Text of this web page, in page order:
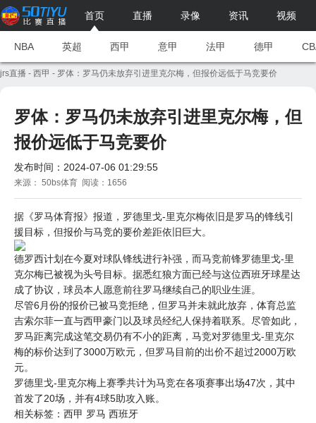
首页 直播 录像 资讯 视频
NBA 英超 西甲 意甲 法甲 德甲
jrs直播 - 西甲 - 罗体：罗马仍未放弃引进里克尔梅，但报价远低于马竞要价
罗体：罗马仍未放弃引进里克尔梅，但
报价远低于马竞要价
发布时间：2024-07-06 01:29:55
来源： 50bs体育 阅读：1656
据《罗马体育报》报道，罗德里戈-里克尔梅依旧是罗马的锋线引
援目标，但报价与马竞的要价差距依旧巨大。
德罗西计划在今夏对球队锋线进行补强，而马竞前锋罗德里戈-里
克尔梅已被视为头号目标。据悉红狼方面已经与这位西班牙球星达
成了协议，球员本人愿意前往罗马继续自己的职业生涯。
尽管6月份的报价已被马竞拒绝，但罗马并未就此放弃，体育总监
吉索尔菲一直与西甲豪门以及球员经纪人保持着联系。尽管如此，
罗马距离完成这笔交易仍有不小的距离，马竞对罗德里戈-里克尔
梅的标价达到了3000万欧元，但罗马目前的出价不超过2000万欧
元。
罗德里戈-里克尔梅上赛季共计为马竞在各项赛事出场47次，其中
首发了20场，并有4球5助攻入账。
相关标签： 西甲 罗马 西班牙